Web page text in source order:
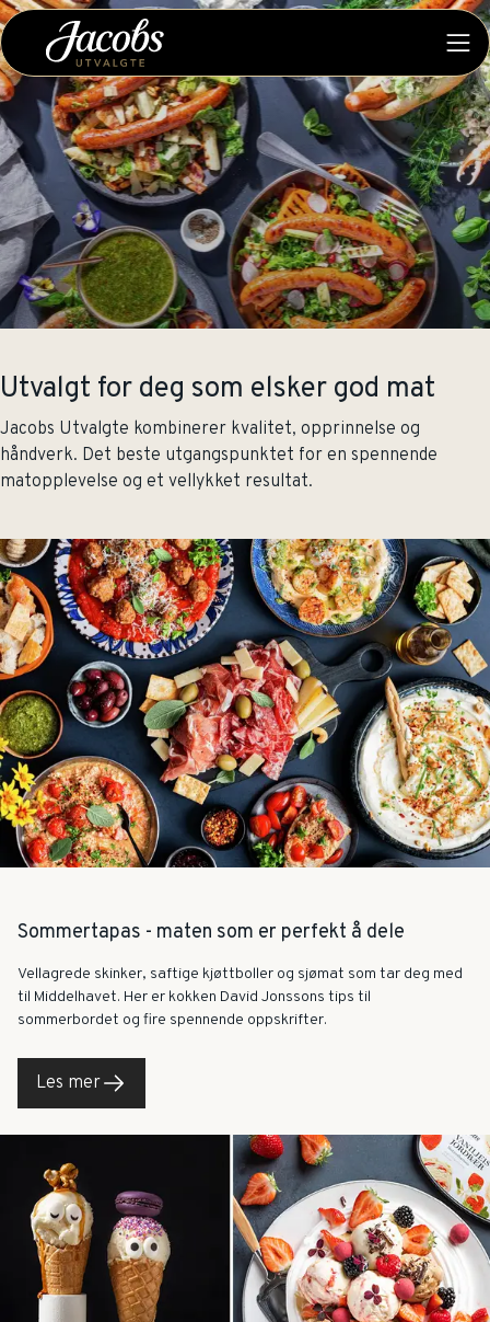
Utvalgt for deg som elsker god mat
Jacobs Utvalgte kombinerer kvalitet, opprinnelse og
håndverk. Det beste utgangspunktet for en spennende
matopplevelse og et vellykket resultat.
Sommertapas - maten som er perfekt å dele
Vellagrede skinker, saftige kjøttboller og sjømat som tar deg med
til Middelhavet. Her er kokken David Jonssons tips til
sommerbordet og fire spennende oppskrifter.
Les mer